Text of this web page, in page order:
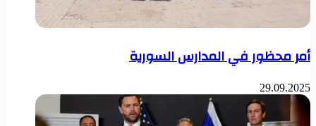
أمر محظور في المدارس السورية
29.09.2025